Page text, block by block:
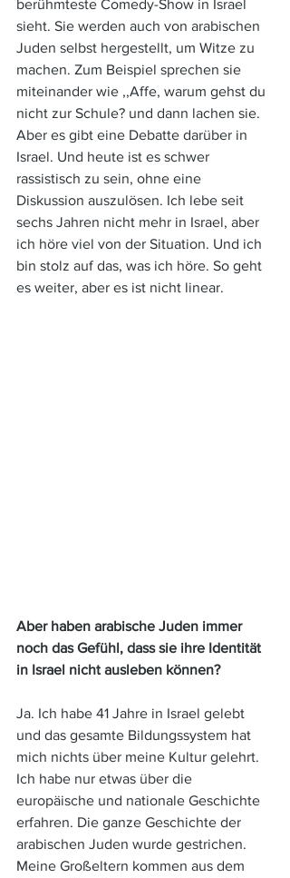
berühmteste Comedy-Show in Israel
sieht. Sie werden auch von arabischen
Juden selbst hergestellt, um Witze zu
machen. Zum Beispiel sprechen sie
miteinander wie ,,Affe, warum gehst du
nicht zur Schule? und dann lachen sie.
Aber es gibt eine Debatte darüber in
Israel. Und heute ist es schwer
rassistisch zu sein, ohne eine
Diskussion auszulösen. Ich lebe seit
sechs Jahren nicht mehr in Israel, aber
ich höre viel von der Situation. Und ich
bin stolz auf das, was ich höre. So geht
es weiter, aber es ist nicht linear.
Aber haben arabische Juden immer
noch das Gefühl, dass sie ihre Identität
in Israel nicht ausleben können?
Ja. Ich habe 41 Jahre in Israel gelebt
und das gesamte Bildungssystem hat
mich nichts über meine Kultur gelehrt.
Ich habe nur etwas über die
europäische und nationale Geschichte
erfahren. Die ganze Geschichte der
arabischen Juden wurde gestrichen.
Meine Großeltern kommen aus dem